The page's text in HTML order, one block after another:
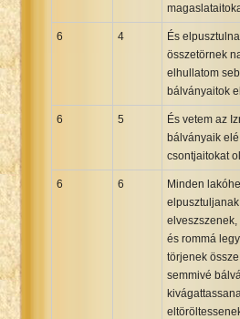
6 4
És
összetörnek
elhullatom
bálványaitok
6 5
És vetem az
bálványaik
csontjaitokat
6 6
Minden
és rommá
törjenek
semmivé